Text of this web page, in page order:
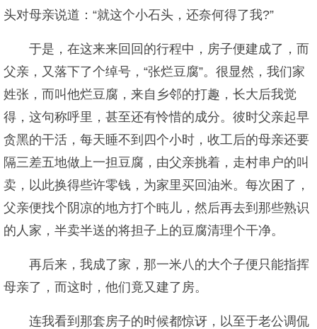
头对母亲说道：“就这个小石头，还奈何得了我?”
于是，在这来来回回的行程中，房子便建成了，而
父亲，又落下了个绰号，“张烂豆腐”。很显然，我们家
姓张，而叫他烂豆腐，来自乡邻的打趣，长大后我觉
得，这句称呼里，甚至还有怜惜的成分。彼时父亲起早
贪黑的干活，每天睡不到四个小时，收工后的母亲还要
隔三差五地做上一担豆腐，由父亲挑着，走村串户的叫
卖，以此换得些许零钱，为家里买回油米。每次困了，
父亲便找个阴凉的地方打个盹儿，然后再去到那些熟识
的人家，半卖半送的将担子上的豆腐清理个干净。
再后来，我成了家，那一米八的大个子便只能指挥
母亲了，而这时，他们竟又建了房。
连我看到那套房子的时候都惊讶，以至于老公调侃